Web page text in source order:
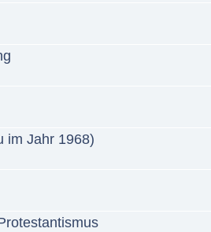
im Jahr 1968)